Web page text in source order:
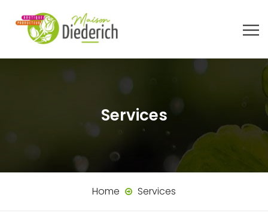
Services
Home Services